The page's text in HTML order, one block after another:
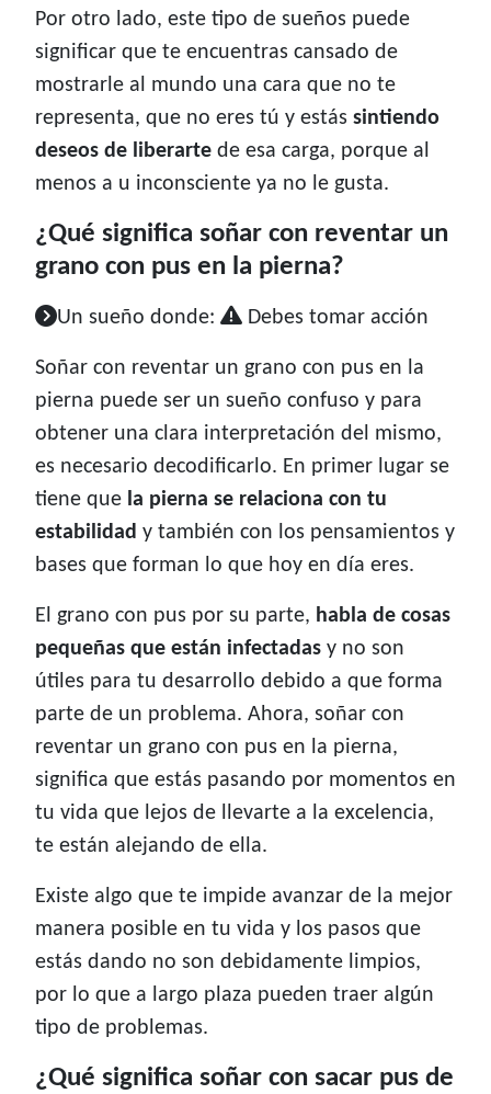
Por otro lado, este tipo de sueños puede
significar que te encuentras cansado de
mostrarle al mundo una cara que no te
representa, que no eres tú y estás sintiendo
deseos de liberarte de esa carga, porque al
menos a u inconsciente ya no le gusta.
¿Qué significa soñar con reventar un
grano con pus en la pierna?
Un sueño donde: Debes tomar acción
Soñar con reventar un grano con pus en la
pierna puede ser un sueño confuso y para
obtener una clara interpretación del mismo,
es necesario decodificarlo. En primer lugar se
tiene que la pierna se relaciona con tu
estabilidad y también con los pensamientos y
bases que forman lo que hoy en día eres.
El grano con pus por su parte, habla de cosas
pequeñas que están infectadas y no son
útiles para tu desarrollo debido a que forma
parte de un problema. Ahora, soñar con
reventar un grano con pus en la pierna,
significa que estás pasando por momentos en
tu vida que lejos de llevarte a la excelencia,
te están alejando de ella.
Existe algo que te impide avanzar de la mejor
manera posible en tu vida y los pasos que
estás dando no son debidamente limpios,
por lo que a largo plaza pueden traer algún
tipo de problemas.
¿Qué significa soñar con sacar pus de